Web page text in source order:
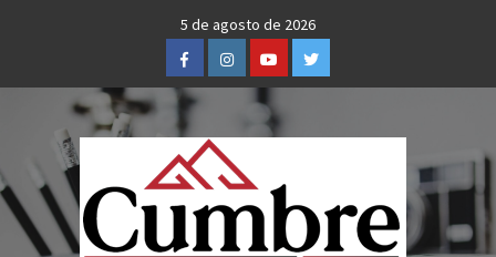
5 de agosto de 2026
FacebookInstagramYoutubeTwitter